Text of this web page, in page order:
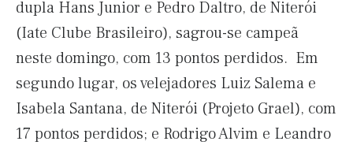
dupla Hans Junior e Pedro Daltro, de Niterói
(Iate Clube Brasileiro), sagrou-se campeã
neste domingo, com 13 pontos perdidos. Em
segundo lugar, os velejadores Luiz Salema e
Isabela Santana, de Niterói (Projeto Grael), com
17 pontos perdidos; e Rodrigo Alvim e Leandro